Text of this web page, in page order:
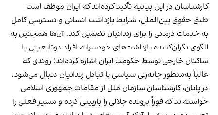
کارشناسان در این بیانیه تأکید کرده‌اند که ایران موظف است
طبق حقوق بین‌الملل، شرایط بازداشت انسانی و دسترسی کامل
به خدمات درمانی را برای زندانیان تضمین کند. آن‌ها همچنین به
الگوی نگران‌کننده بازداشت‌های خودسرانه افراد دوتابعیتی یا
ساکنان خارجی توسط حکومت ایران اشاره کرده‌اند؛ روندی که
غالباً به‌منظور چانه‌زنی سیاسی یا تبادل زندانیان دنبال می‌شود.
در پایان، کارشناسان سازمان ملل از مقامات جمهوری اسلامی
خواسته‌اند که فوراً پرونده جلالی را بازبینی کرده و مسیر فعلی را